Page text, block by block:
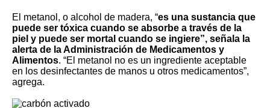
El metanol, o alcohol de madera, “es una sustancia que
puede ser tóxica cuando se absorbe a través de la
piel y puede ser mortal cuando se ingiere”, señala la
alerta de la Administración de Medicamentos y
Alimentos. “El metanol no es un ingrediente aceptable
en los desinfectantes de manos u otros medicamentos”,
agrega.